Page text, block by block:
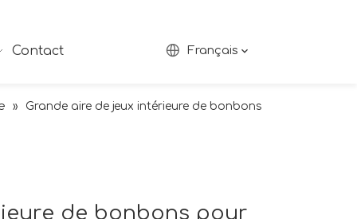
Contact Français
»
Grande aire de jeux intérieure de bonbons
de bonbons pour